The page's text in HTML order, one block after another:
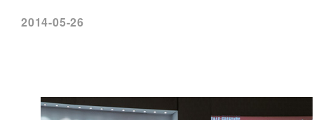
2014-05-26